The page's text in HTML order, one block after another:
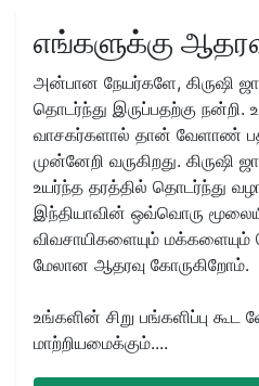
எங்களுக்கு
அன்பான நேயர்களே, கிருஷி
தொடர்ந்து இருப்பதற்கு
வாசகர்களால் தான் வேளாண்
முன்னேறி வருகிறது. கிருஷி
உயர்ந்த தரத்தில் தொடர்ந்து
இந்தியாவின் ஒவ்வொரு
விவசாயிகளையும்
மேலான ஆதரவு கோருகிறோம்.
உங்களின் சிறு பங்களிப்பு
மாற்றியமைக்கும்....